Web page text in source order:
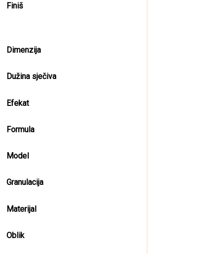
Finiš
Dimenzija
Dužina sječiva
Efekat
Formula
Model
Granulacija
Materijal
Oblik